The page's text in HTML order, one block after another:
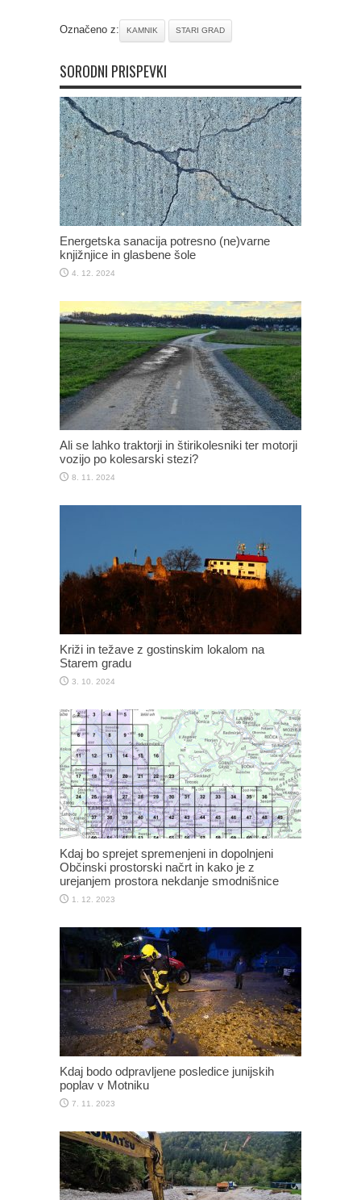
Označeno z: KAMNIK STARI GRAD
SORODNI PRISPEVKI
Energetska sanacija potresno (ne)varne
knjižnjice in glasbene šole
4. 12. 2024
Ali se lahko traktorji in štirikolesniki ter motorji
vozijo po kolesarski stezi?
8. 11. 2024
Križi in težave z gostinskim lokalom na
Starem gradu
3. 10. 2024
Kdaj bo sprejet spremenjeni in dopolnjeni
Občinski prostorski načrt in kako je z
urejanjem prostora nekdanje smodnišnice
1. 12. 2023
Kdaj bodo odpravljene posledice junijskih
poplav v Motniku
7. 11. 2023